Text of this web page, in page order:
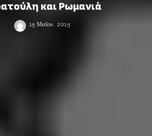
και Ρωμανιά
15 Μαΐου, 2015